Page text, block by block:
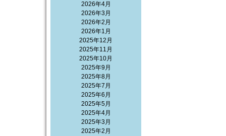
2026年4月
2026年3月
2026年2月
2026年1月
2025年12月
2025年11月
2025年10月
2025年9月
2025年8月
2025年7月
2025年6月
2025年5月
2025年4月
2025年3月
2025年2月